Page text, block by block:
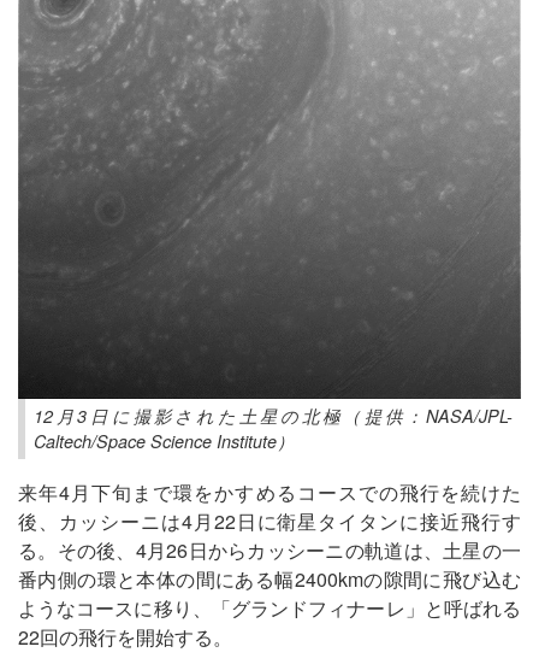
12月3日に撮影された土星の北極（提供：NASA/JPL-
Caltech/Space Science Institute）
来年4月下旬まで環をかすめるコースでの飛行を続けた
後、カッシーニは4月22日に衛星タイタンに接近飛行す
る。その後、4月26日からカッシーニの軌道は、土星の一
番内側の環と本体の間にある幅2400kmの隙間に飛び込む
ようなコースに移り、「グランドフィナーレ」と呼ばれる
22回の飛行を開始する。